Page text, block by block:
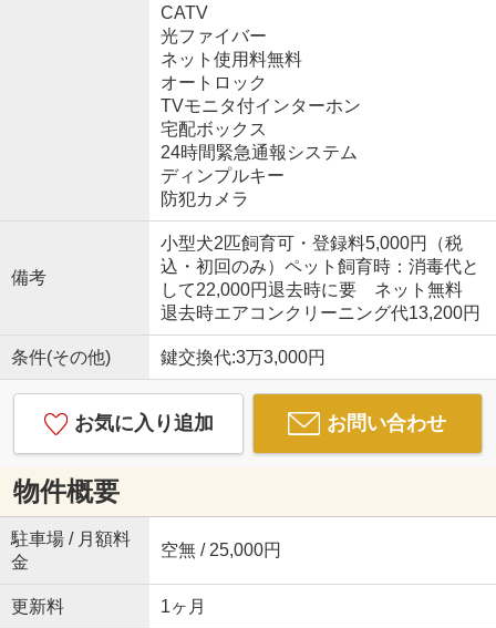
CATV
光ファイバー
ネット使用料無料
オートロック
TVモニタ付インターホン
宅配ボックス
24時間緊急通報システム
ディンプルキー
防犯カメラ
備考
小型犬2匹飼育可・登録料5,000円（税
込・初回のみ）ペット飼育時：消毒代と
して22,000円退去時に要 ネット無料
退去時エアコンクリーニング代13,200円
条件(その他) 鍵交換代:3万3,000円
お気に入り追加 お問い合わせ
物件概要
駐車場 / 月額料
金
空無 / 25,000円
更新料 1ヶ月